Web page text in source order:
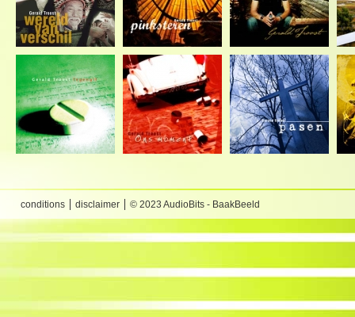
conditions disclaimer © 2023 AudioBits - BaakBeeld